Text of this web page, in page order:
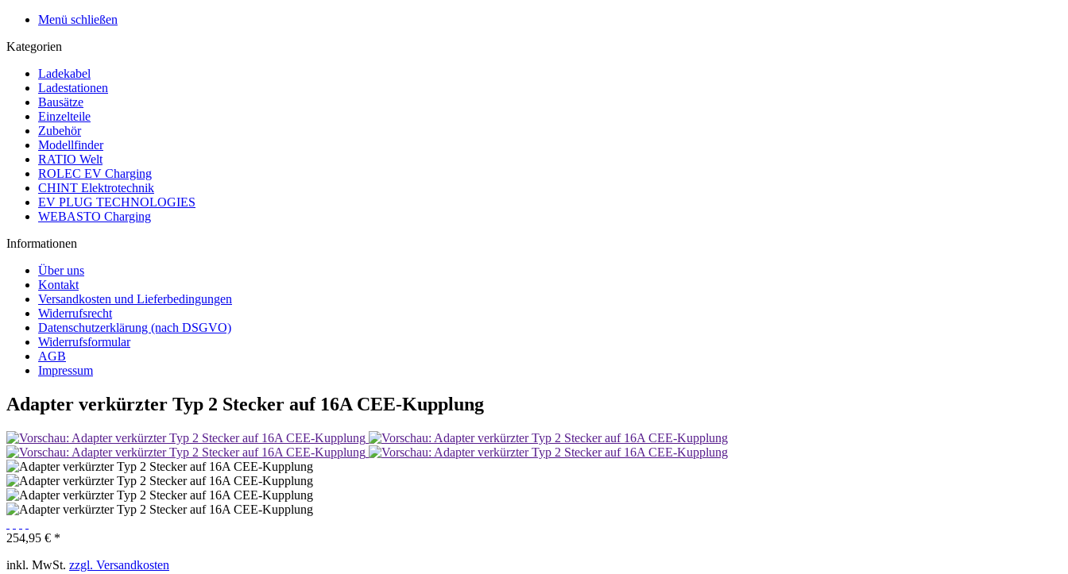
Menü schließen
Kategorien
Ladekabel
Ladestationen
Bausätze
Einzelteile
Zubehör
Modellfinder
RATIO Welt
ROLEC EV Charging
CHINT Elektrotechnik
EV PLUG TECHNOLOGIES
WEBASTO Charging
Informationen
Über uns
Kontakt
Versandkosten und Lieferbedingungen
Widerrufsrecht
Datenschutzerklärung (nach DSGVO)
Widerrufsformular
AGB
Impressum
Adapter verkürzter Typ 2 Stecker auf 16A CEE-Kupplung
254,95 € *
inkl. MwSt. zzgl. Versandkosten